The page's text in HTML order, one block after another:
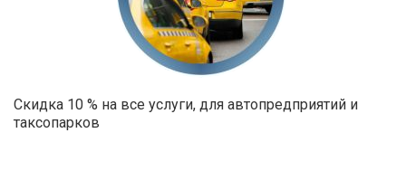
Скидка 10 % на все услуги, для автопредприятий и
таксопарков